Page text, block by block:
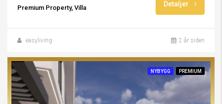
Premium Property, Villa
Detaljer
easyliving 2 år siden
NYBYGG PREMIUM